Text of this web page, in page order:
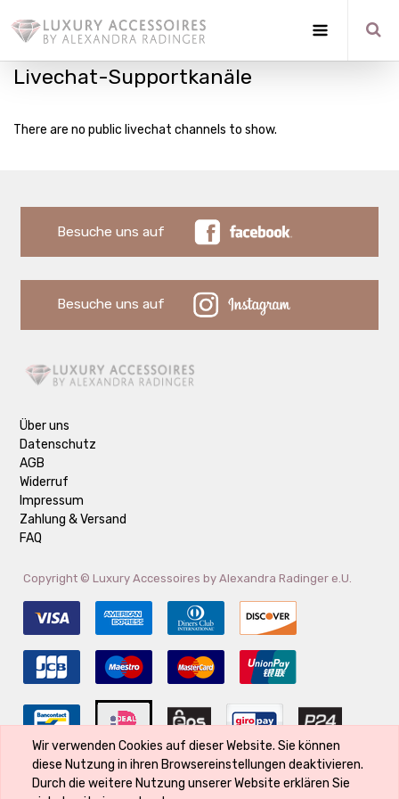
Wir verwenden Cookies auf dieser Website. Sie können
diese Nutzung in ihren Browsereinstellungen deaktivieren.
Durch die weitere Nutzung unserer Website erklären Sie
Livechat-Supportkanäle
There are no public livechat channels to show.
Besuche uns auf
Besuche uns auf
Über uns
Datenschutz
AGB
Widerruf
Impressum
Zahlung & Versand
FAQ
Copyright © Luxury Accessoires by Alexandra Radinger e.U.
Der Markenname ist Eigentum des Rechte-Inhabers und wird verwendet,
weil er Bestandteil des Produktes ist und seine Qualität kennzeichnet